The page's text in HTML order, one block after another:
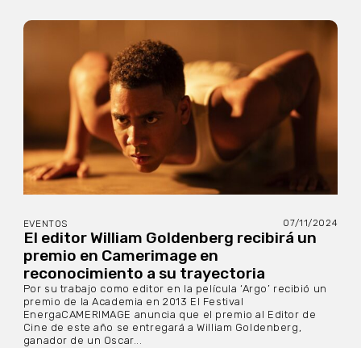
EVENTOS 07/11/2024
El editor William Goldenberg recibirá un
premio en Camerimage en
reconocimiento a su trayectoria
Por su trabajo como editor en la película ‘Argo’ recibió un
premio de la Academia en 2013 El Festival
EnergaCAMERIMAGE anuncia que el premio al Editor de
Cine de este año se entregará a William Goldenberg,
ganador de un Oscar...